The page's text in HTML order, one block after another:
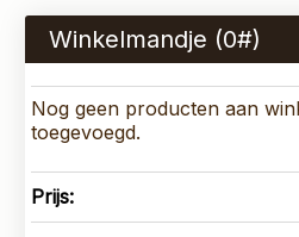
Winkelmandje (0#)
Nog geen producten aan
toegevoegd.
Prijs: